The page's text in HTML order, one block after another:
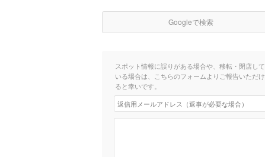
Googleで検索
スポット情報に誤りがある場合や、移転・閉店して
いる場合は、こちらのフォームよりご報告いただけ
ると幸いです。